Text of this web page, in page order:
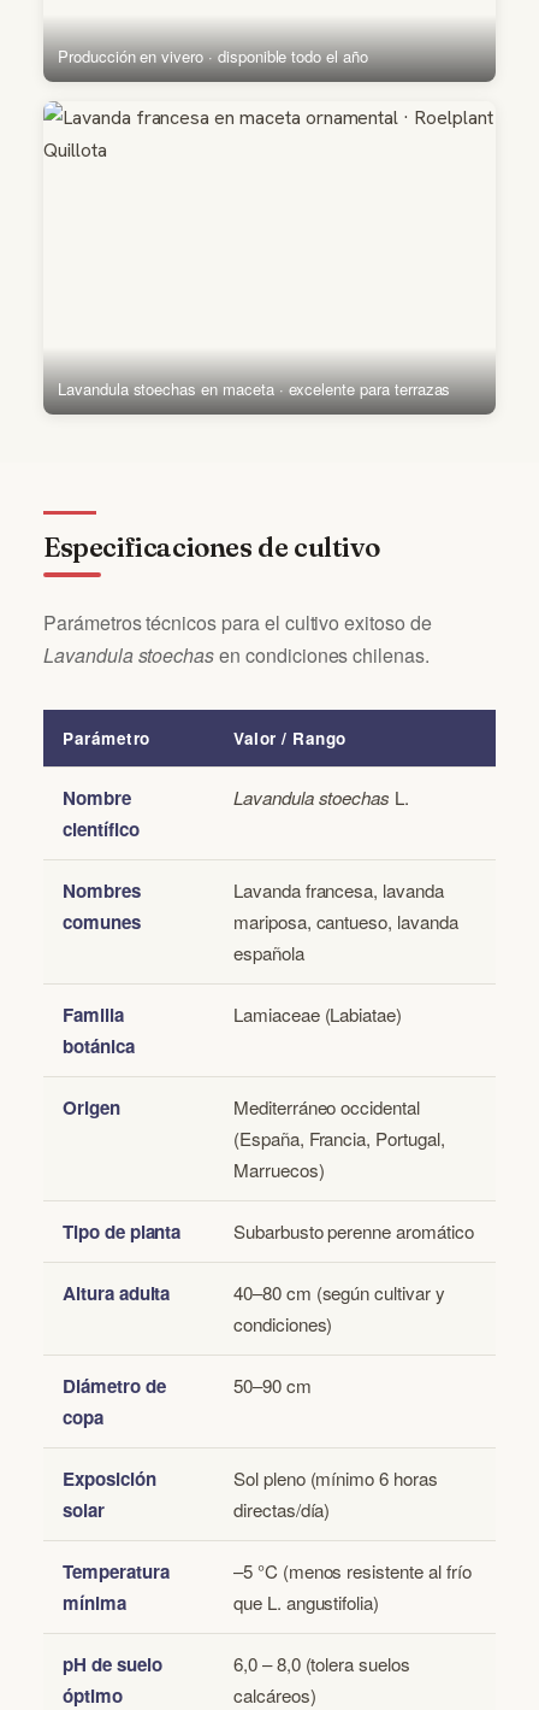
Producción en vivero · disponible todo el año
Lavandula stoechas en maceta · excelente para terrazas
Especificaciones de cultivo
Parámetros técnicos para el cultivo exitoso de
Lavandula stoechasen condiciones chilenas.
Parámetro Valor / Rango
Nombre
científico
Lavandula stoechas L.
Nombres
comunes
Lavanda francesa, lavanda
mariposa, cantueso, lavanda
española
Familia
botánica
Lamiaceae (Labiatae)
Origen
Mediterráneo occidental
(España, Francia, Portugal,
Marruecos)
Tipo de planta Subarbusto perenne aromático
Altura adulta
40–80 cm (según cultivar y
condiciones)
Diámetro de
copa
50–90 cm
Exposición
solar
Sol pleno (mínimo 6 horas
directas/día)
Temperatura
mínima
–5 °C (menos resistente al frío
que L. angustifolia)
pH de suelo
óptimo
6,0 – 8,0 (tolera suelos
calcáreos)